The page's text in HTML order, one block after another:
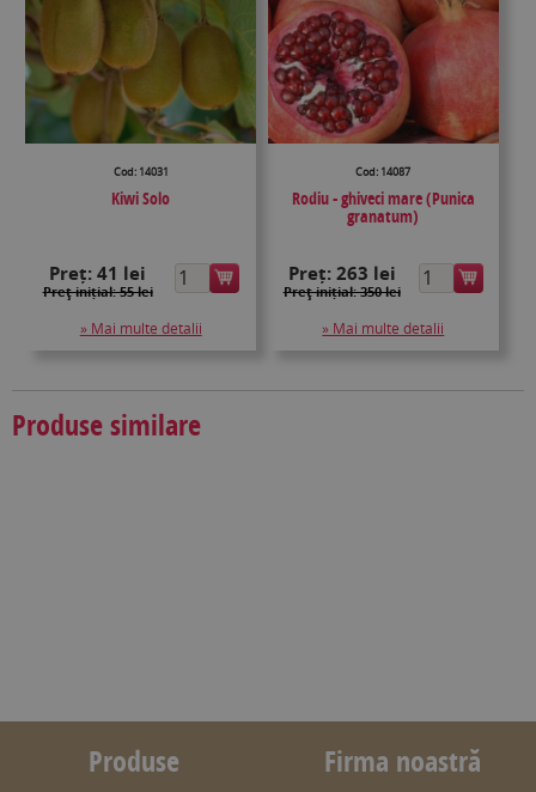
Cod: 14031
Kiwi Solo
Preț:41 lei
Preţ inițial: 55 lei
» Mai multe detalii
Cod: 14087
Rodiu - ghiveci mare (Punica
granatum)
Preț: 263 lei
Preţ inițial: 350 lei
» Mai multe detalii
Produse similare
Produse Firma noastră